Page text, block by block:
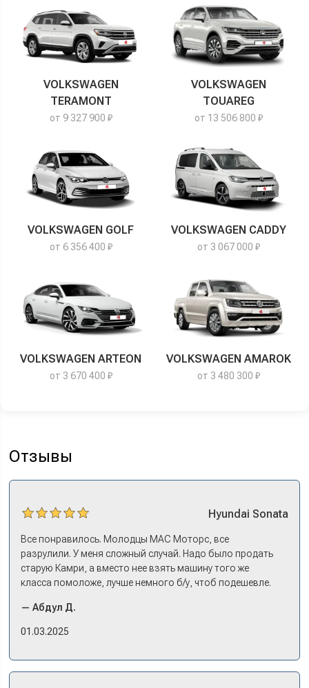
VOLKSWAGEN
TERAMONT
от 9 327 900 ₽
VOLKSWAGEN
TOUAREG
от 13 506 800 ₽
VOLKSWAGEN GOLF
от 6 356 400 ₽
VOLKSWAGEN CADDY
от 3 067 000 ₽
VOLKSWAGEN ARTEON
от 3 670 400 ₽
VOLKSWAGEN AMAROK
от 3 480 300 ₽
Отзывы
Hyundai Sonata
Все понравилось. Молодцы МАС Моторс, все
разрулили. У меня сложный случай. Надо было продать
старую Камри, а вместо нее взять машину того же
класса помоложе, лучше немного б/у, чтоб подешевле.
либо самому всем этим заниматься – а работать когда?
Либо искать салон, где есть нормальный трейд-ин. И
Но тогда еще ищи салон, где машины в наличии, а не
— Абдул Д.
01.03.2025